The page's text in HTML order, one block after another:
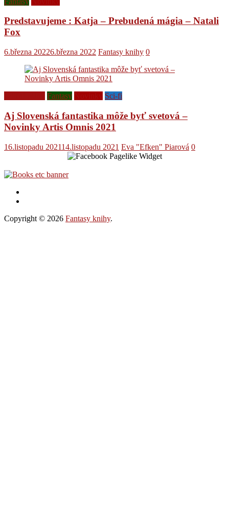
Predstavujeme : Katja – Prebudená mágia – Natali
Fox
6.března 20226.března 2022 Fantasy knihy 0
Fantasy Sci-fi
Aj Slovenská fantastika môže byť svetová –
Novinky Artis Omnis 2021
16.listopadu 202114.listopadu 2021 Eva "Efken" Piarová 0
Copyright © 2026 Fantasy knihy.